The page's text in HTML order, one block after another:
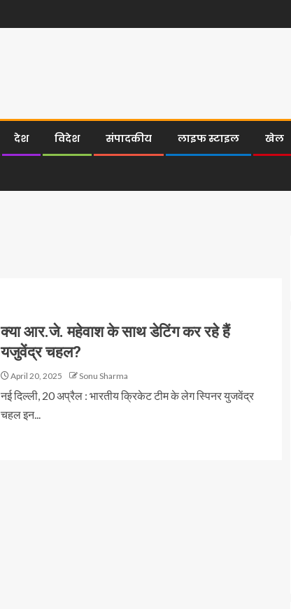
देश विदेश संपादकीय लाइफ स्टाइल खेल
क्या आर.जे. महेवाश के साथ डेटिंग कर रहे हैं
यजुवेंद्र चहल?
April 20, 2025 Sonu Sharma
नई दिल्ली, 20 अप्रैल : भारतीय क्रिकेट टीम के लेग स्पिनर युजवेंद्र
चहल इन...